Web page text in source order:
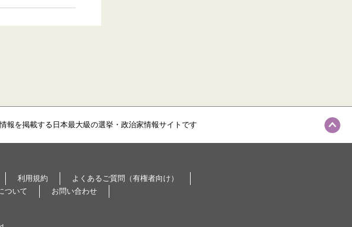
報を掲載する日本最大級の選挙・政治家情報サイトです
利用規約
よくあるご質問（有権者向け）
ついて お問い合わせ